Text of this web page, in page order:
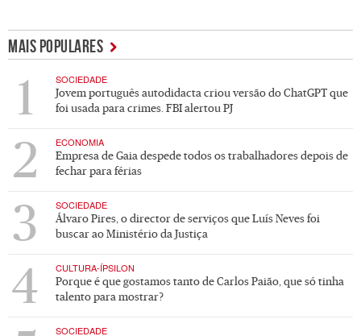
MAIS POPULARES
1 SOCIEDADE:
Jovem português autodidacta criou versão do ChatGPT que
foi usada para crimes. FBI alertou PJ
2 ECONOMIA:
Empresa de Gaia despede todos os trabalhadores depois de
fechar para férias
3 SOCIEDADE:
Álvaro Pires, o director de serviços que Luís Neves foi
buscar ao Ministério da Justiça
4 CULTURA-ÍPSILON:
Porque é que gostamos tanto de Carlos Paião, que só tinha
talento para mostrar?
SOCIEDADE: